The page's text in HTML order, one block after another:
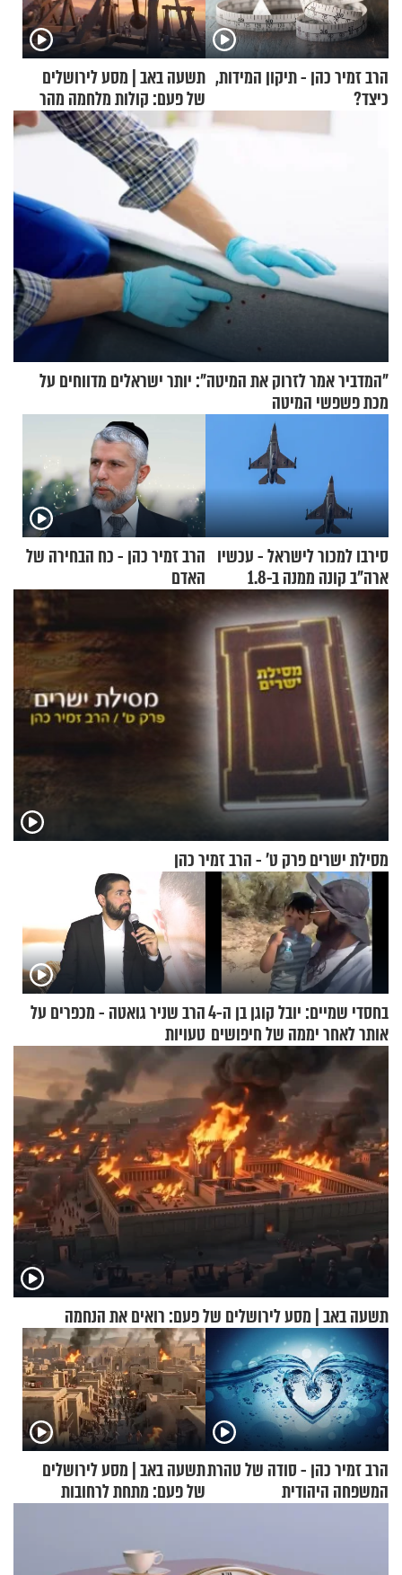
הרב זמיר כהן - תיקון המידות,
כיצד?
תשעה באב | מסע לירושלים
של פעם: קולות מלחמה מהר
הזיתים
"המדביר אמר לזרוק את המיטה": יותר ישראלים מדווחים על
מכת פשפשי המיטה
סירבו למכור לישראל - עכשיו
ארה"ב קונה ממנה ב-1.8
מיליארד דולר
הרב זמיר כהן - כח הבחירה של
האדם
מסילת ישרים פרק ט’ - הרב זמיר כהן
בחסדי שמיים: יובל קוגן בן ה-4
אותר לאחר יממה של חיפושים
הרב שניר גואטה - מכפרים על
טעויות
תשעה באב | מסע לירושלים של פעם: רואים את הנחמה
הרב זמיר כהן - סודה של טהרת
המשפחה היהודית
תשעה באב | מסע לירושלים
של פעם: מתחת לרחובות